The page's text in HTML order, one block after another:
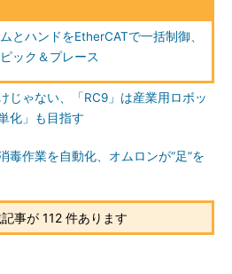
とハンドをEtherCATで一括制御、
ック＆プレース
じゃない、「RC9」は産業用ロボッ
化」も目指す
毒作業を自動化、オムロンが“足”を
事が 112 件あります